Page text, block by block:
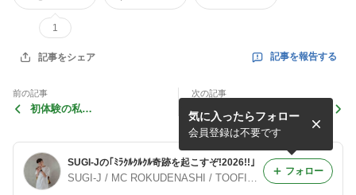
1
記事をシェア 記事を報告する
前の記事
初体験の私…
次の記事
SUGI-J OFFICIAL WEB更
新！！
SUGI-Jの｢ﾐﾗｸﾙｸﾙｸﾙ奇跡を起こすぞ!2026!!｣
SUGI-J / MC ROKUDENASHI / TOOFIY MAN
気に入ったらフォロー
会員登録は不要です
フォロー